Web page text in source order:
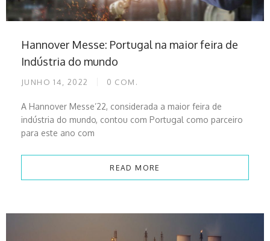
Hannover Messe: Portugal na maior feira de
Indústria do mundo
JUNHO 14, 2022 0 COM.
A Hannover Messe’22, considerada a maior feira de
indústria do mundo, contou com Portugal como parceiro
para este ano com
READ MORE